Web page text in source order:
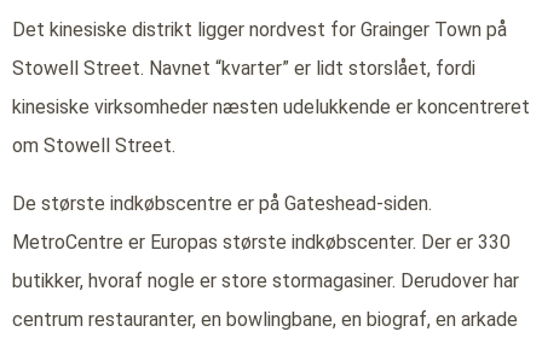
Det kinesiske distrikt ligger nordvest for Grainger Town på
Stowell Street. Navnet “kvarter” er lidt storslået, fordi
kinesiske virksomheder næsten udelukkende er koncentreret
om Stowell Street.
De største indkøbscentre er på Gateshead-siden.
MetroCentre er Europas største indkøbscenter. Der er 330
butikker, hvoraf nogle er store stormagasiner. Derudover har
centrum restauranter, en bowlingbane, en biograf, en arkade